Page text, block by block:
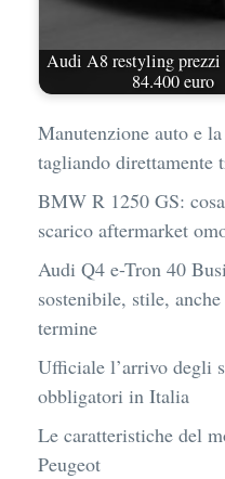
Audi A8 restyling
84.400 euro
Manutenzione auto e
tagliando direttamente
BMW R 1250 GS:
scarico aftermarket
Audi Q4 e-Tron 40
sostenibile, stile,
termine
Ufficiale l’arrivo degli
obbligatori in Italia
Le caratteristiche del
Peugeot